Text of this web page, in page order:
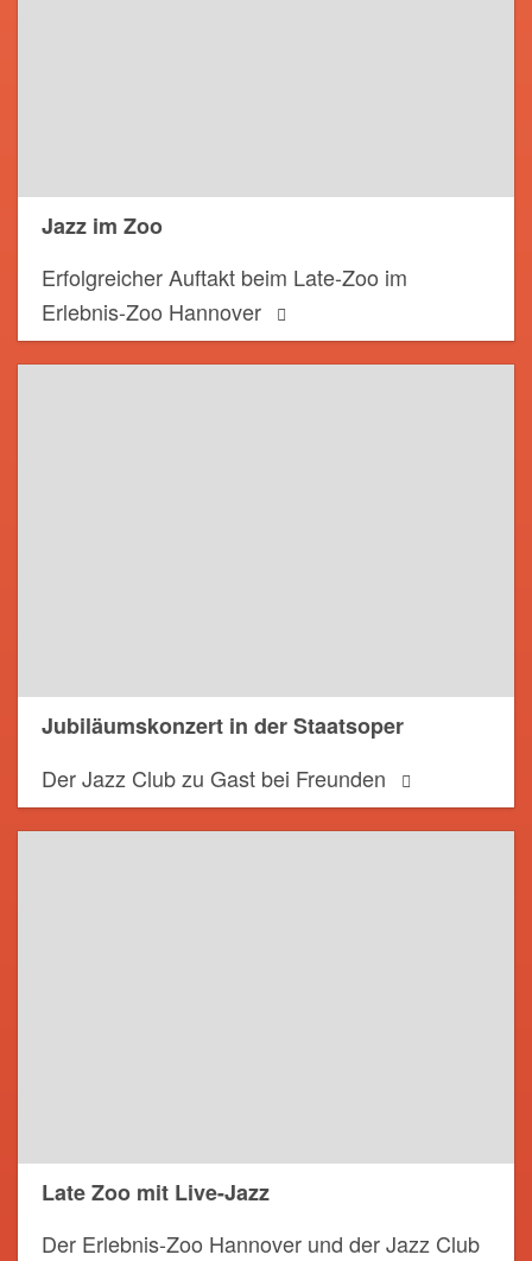
Jazz im Zoo
Erfolgreicher Auftakt beim Late-Zoo im
Erlebnis-Zoo Hannover
Jubiläumskonzert in der Staatsoper
Der Jazz Club zu Gast bei Freunden
Late Zoo mit Live-Jazz
Der Erlebnis-Zoo Hannover und der Jazz Club